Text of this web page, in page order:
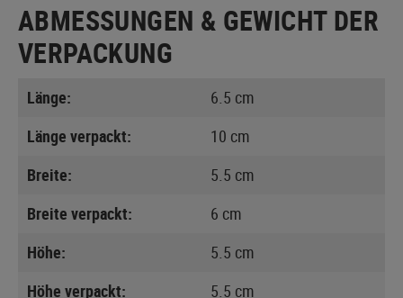
ABMESSUNGEN & GEWICHT DER
VERPACKUNG
Länge:
6.5 cm
Länge verpackt:
10 cm
Breite:
5.5 cm
Breite verpackt:
6 cm
Höhe:
5.5 cm
Höhe verpackt:
5.5 cm